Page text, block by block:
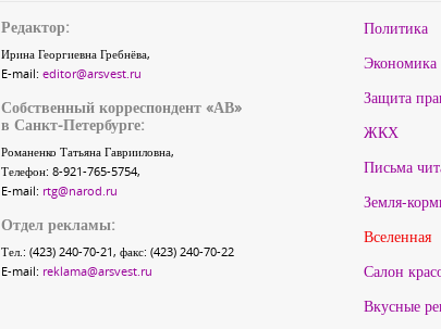
Редактор:
Ирина Георгиевна Гребнёва,
E-mail: editor@arsvest.ru
Собственный корреспондент «АВ»
в Санкт-Петербурге:
Романенко Татьяна Гаврииловна,
Телефон: 8-921-765-5754,
E-mail: rtg@narod.ru
Отдел рекламы:
Тел.: (423) 240-70-21, факс: (423) 240-70-22
E-mail: reklama@arsvest.ru
Политика
Экономика
Защита
ЖКХ
Письма
Земля-
Вселенная
Салон
Вкусные